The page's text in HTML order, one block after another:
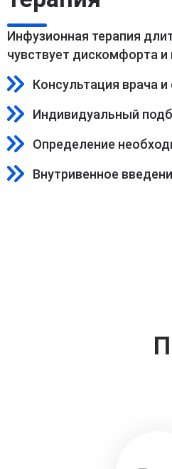
Инфузионная терапия
чувствует дискомфорта
Консультация врача
Индивидуальный
Определение
Внутривенное